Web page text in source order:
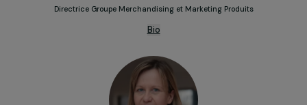
du Comité d’Audit